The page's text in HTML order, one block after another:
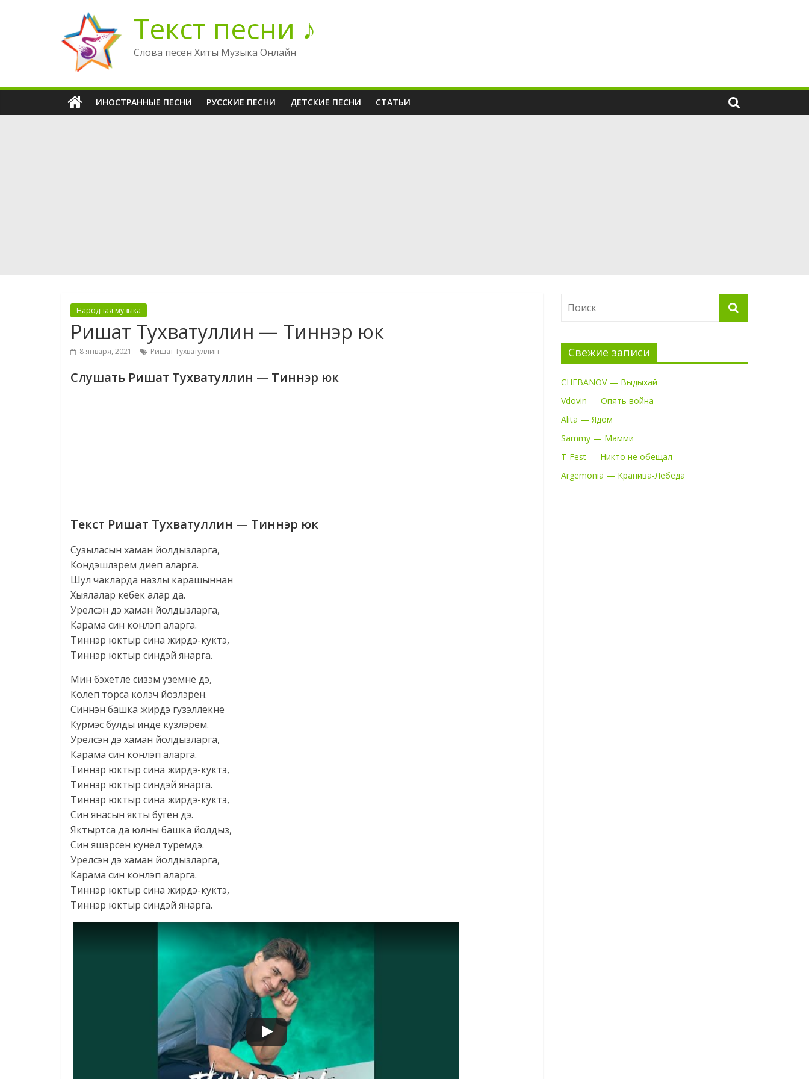
содержимому
Текст песни ♪
Слова песен Хиты Музыка Онлайн
ИНОСТРАННЫЕ ПЕСНИ РУССКИЕ ПЕСНИ ДЕТСКИЕ ПЕСНИ СТАТЬИ
Народная музыка
Ришат Тухватуллин — Тиннэр юк
8 января, 2021 Ришат Тухватуллин
Слушать Ришат Тухватуллин — Тиннэр юк
Текст Ришат Тухватуллин — Тиннэр юк
Сузыласын хаман йолдызларга,
Кондэшлэрем диеп аларга.
Шул чакларда назлы карашыннан
Хыялалар кебек алар да.
Урелсэн дэ хаман йолдызларга,
Карама син конлэп аларга.
Тиннэр юктыр сина жирдэ-куктэ,
Тиннэр юктыр синдэй янарга.
Мин бэхетле сизэм уземне дэ,
Колеп торса колэч йозлэрен.
Синнэн башка жирдэ гузэллекне
Курмэс булды инде кузлэрем.
Урелсэн дэ хаман йолдызларга,
Карама син конлэп аларга.
Тиннэр юктыр сина жирдэ-куктэ,
Тиннэр юктыр синдэй янарга.
Тиннэр юктыр сина жирдэ-куктэ,
Син янасын якты буген дэ.
Яктыртса да юлны башка йолдыз,
Син яшэрсен кунел туремдэ.
Урелсэн дэ хаман йолдызларга,
Карама син конлэп аларга.
Тиннэр юктыр сина жирдэ-куктэ,
Тиннэр юктыр синдэй янарга.
Свежие записи
CHEBANOV — Выдыхай
Vdovin — Опять война
Alita — Ядом
Sammy — Мамми
T-Fest — Никто не обещал
Argemonia — Крапива-Лебеда